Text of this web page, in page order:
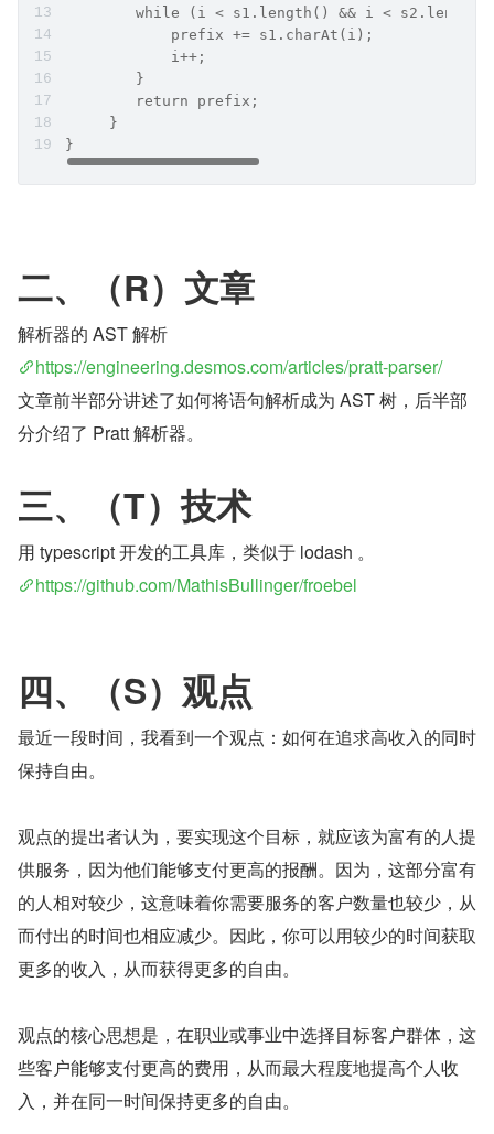
while (i < s1.length() && i <
            prefix += s1.charAt(i);
            i++;
        }
        return prefix;
     }
}
二、（R）文章
解析器的 AST 解析
https://engineering.desmos.com/articles/pratt-parser/
文章前半部分讲述了如何将语句解析成为 AST 树，后半部
分介绍了 Pratt 解析器。
三、（T）技术
用 typescript 开发的工具库，类似于 lodash 。
https://github.com/MathisBullinger/froebel
四、（S）观点
最近一段时间，我看到一个观点：如何在追求高收入的同时
保持自由。
观点的提出者认为，要实现这个目标，就应该为富有的人提
供服务，因为他们能够支付更高的报酬。因为，这部分富有
的人相对较少，这意味着你需要服务的客户数量也较少，从
而付出的时间也相应减少。因此，你可以用较少的时间获取
更多的收入，从而获得更多的自由。
观点的核心思想是，在职业或事业中选择目标客户群体，这
些客户能够支付更高的费用，从而最大程度地提高个人收
入，并在同一时间保持更多的自由。